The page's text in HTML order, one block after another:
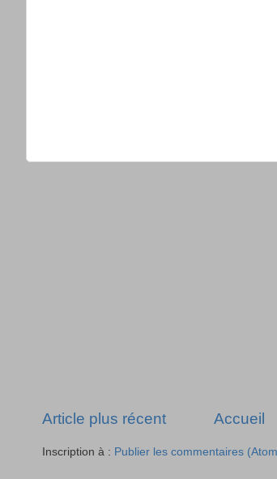
Article plus récent Accueil
Inscription à : Publier les commentaires